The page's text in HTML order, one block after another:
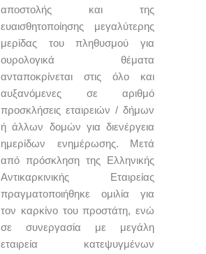
αποστολής και της
ευαισθητοποίησης μεγαλύτερης
μερίδας του πληθυσμού για
ουρολογικά θέματα
ανταποκρίνεται στις όλο και
αυξανόμενες σε αριθμό
προσκλήσεις εταιρειών / δήμων
ή άλλων δομών για διενέργεια
ημερίδων ενημέρωσης. Μετά
από πρόσκληση της Ελληνικής
Αντικαρκινικής Εταιρείας
πραγματοποιήθηκε ομιλία για
τον καρκίνο του προστάτη, ενώ
σε συνεργασία με μεγάλη
εταιρεία κατεψυγμένων